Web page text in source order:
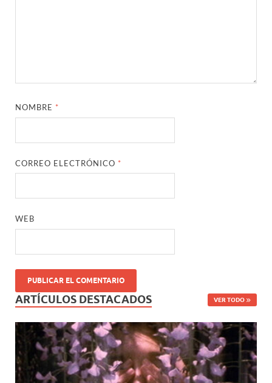
NOMBRE *
CORREO ELECTRÓNICO *
WEB
ARTÍCULOS DESTACADOS VER TODO